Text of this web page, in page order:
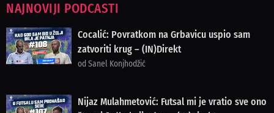
NAJNOVIJI PODCASTI
Cocalić: Povratkom na Grbavicu uspio sam
zatvoriti krug – (IN)Direkt
od Sanel Konjhodžić
Nijaz Mulahmetović: Futsal mi je vratio sve ono